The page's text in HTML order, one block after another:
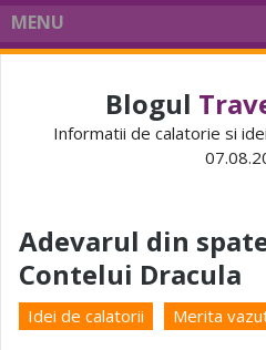
MENU
Blogul
Informatii de calatorie si
Adevarul din
Contelui Dracula
Idei de calatorii Merita